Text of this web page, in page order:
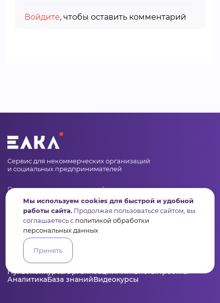
Войдите, чтобы оставить комментарий
Сервис для некоммерческих организаций
и социальных предпринимателей
Подпишись на рассылку дайджест, новости, мероприятия
ПульсКонкурсыОрганизацииАктивистыПроекты
АналитикаБаза знанийВидеокурсы
Мы используем cookies для быстрой и удобной
работы сайта. Продолжая пользоваться сайтом, вы
соглашаетесь с политикой обработки
персональных данных
Принять